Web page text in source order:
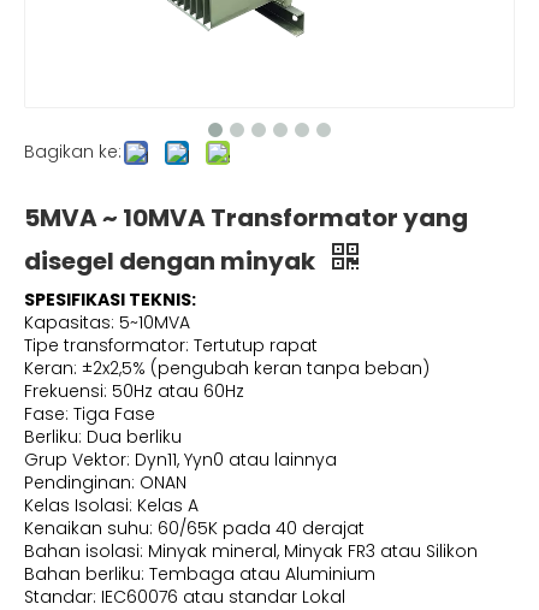
Bagikan ke:
5MVA ~ 10MVA Transformator yang
disegel dengan minyak
SPESIFIKASI TEKNIS:
Kapasitas: 5~10MVA
Tipe transformator: Tertutup rapat
Keran: ±2x2,5% (pengubah keran tanpa beban)
Frekuensi: 50Hz atau 60Hz
Fase: Tiga Fase
Berliku: Dua berliku
Grup Vektor: Dyn11, Yyn0 atau lainnya
Pendinginan: ONAN
Kelas Isolasi: Kelas A
Kenaikan suhu: 60/65K pada 40 derajat
Bahan isolasi: Minyak mineral, Minyak FR3 atau Silikon
Bahan berliku: Tembaga atau Aluminium
Standar: IEC60076 atau standar Lokal